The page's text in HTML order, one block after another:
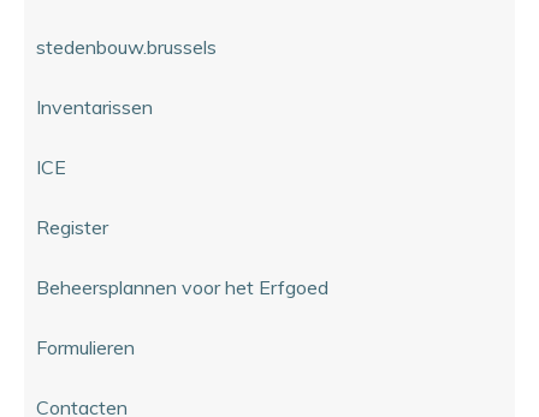
stedenbouw.brussels
Inventarissen
ICE
Register
Beheersplannen voor het Erfgoed
Formulieren
Contacten